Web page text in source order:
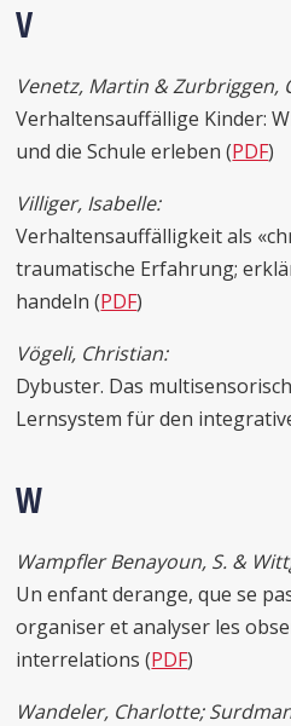
V
Venetz, Martin & Zurbriggen,
Verhaltensauffällige Kinder:
und die Schule erleben (PDF)
Villiger, Isabelle:
Verhaltensauffälligkeit als
traumatische Erfahrung;
handeln (PDF)
Vögeli, Christian:
Dybuster. Das
Lernsystem für den
W
Wampfler Benayoun, S. &
Un enfant derange, que se
organiser et analyser les
interrelations (PDF)
Wandeler, Charlotte;